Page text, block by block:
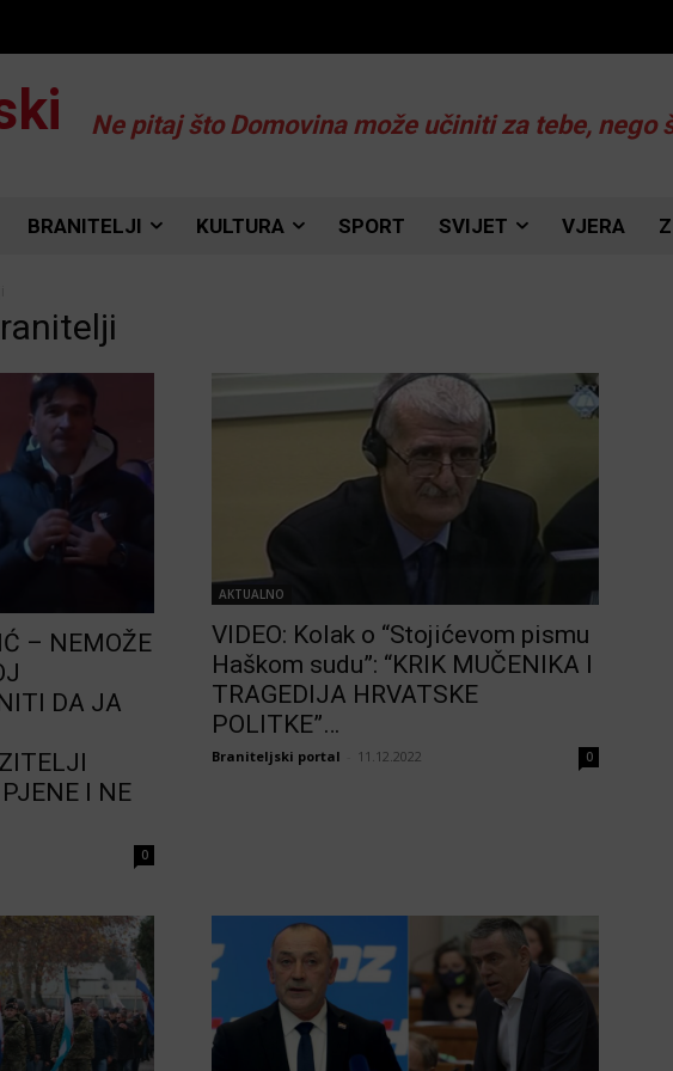
Ne pitaj što Domovina može učiniti za tebe, nego
BRANITELJI KULTURA SPORT SVIJET VJERA
– NEMOŽE
DA JA
I NE
0
AKTUALNO
VIDEO: Kolak o “Stojićevom pismu
Haškom sudu”: “KRIK MUČENIKA I
TRAGEDIJA HRVATSKE
POLITKE”…
Braniteljski portal 11.12.2022 0